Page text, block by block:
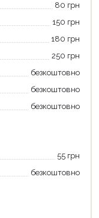
80 грн
150 грн
180 грн
250 грн
безкоштовно
безкоштовно
безкоштовно
55 грн
безкоштовно